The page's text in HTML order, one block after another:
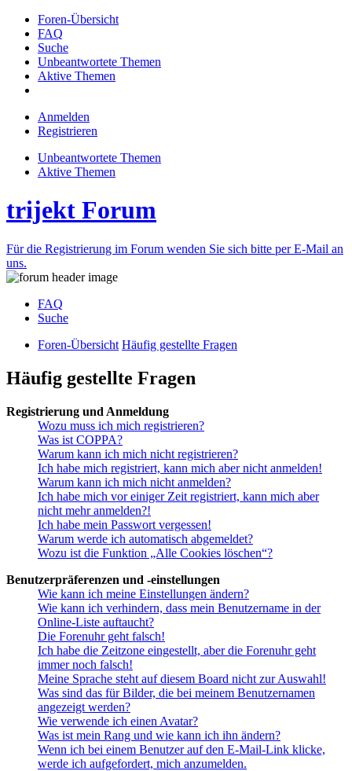
Foren-Übersicht
FAQ
Suche
Unbeantwortete Themen
Aktive Themen
Anmelden
Registrieren
Unbeantwortete Themen
Aktive Themen
trijekt Forum
Für die Registrierung im Forum wenden Sie sich bitte per E-Mail an
uns.
FAQ
Suche
Foren-Übersicht Häufig gestellte Fragen
Häufig gestellte Fragen
Registrierung und Anmeldung
Wozu muss ich mich registrieren?
Was ist COPPA?
Warum kann ich mich nicht registrieren?
Ich habe mich registriert, kann mich aber nicht anmelden!
Warum kann ich mich nicht anmelden?
Ich habe mich vor einiger Zeit registriert, kann mich aber
nicht mehr anmelden?!
Ich habe mein Passwort vergessen!
Warum werde ich automatisch abgemeldet?
Wozu ist die Funktion „Alle Cookies löschen“?
Benutzerpräferenzen und -einstellungen
Wie kann ich meine Einstellungen ändern?
Wie kann ich verhindern, dass mein Benutzername in der
Online-Liste auftaucht?
Die Forenuhr geht falsch!
Ich habe die Zeitzone eingestellt, aber die Forenuhr geht
immer noch falsch!
Meine Sprache steht auf diesem Board nicht zur Auswahl!
Was sind das für Bilder, die bei meinem Benutzernamen
angezeigt werden?
Wie verwende ich einen Avatar?
Was ist mein Rang und wie kann ich ihn ändern?
Wenn ich bei einem Benutzer auf den E-Mail-Link klicke,
werde ich aufgefordert, mich anzumelden.